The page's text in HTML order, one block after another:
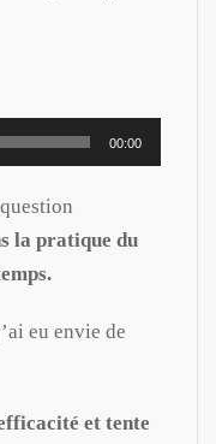
00:00
la pratique du
eu envie de
et tente